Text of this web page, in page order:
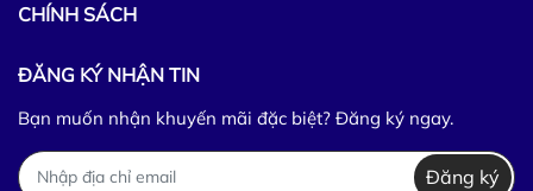
CHÍNH SÁCH
ĐĂNG KÝ NHẬN TIN
Bạn muốn nhận khuyến mãi đặc biệt? Đăng ký ngay.
Đăng ký